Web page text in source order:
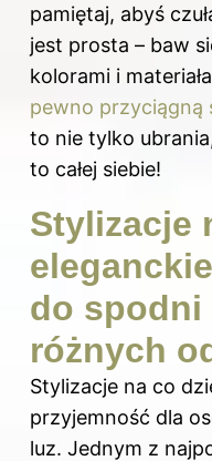
pamiętaj, abyś
jest prosta – baw
kolorami i
pewno przyciągną
to nie tylko
to całej siebie!
Stylizacje
do
różnych
Stylizacje na co
przyjemność dla
luz. Jednym z